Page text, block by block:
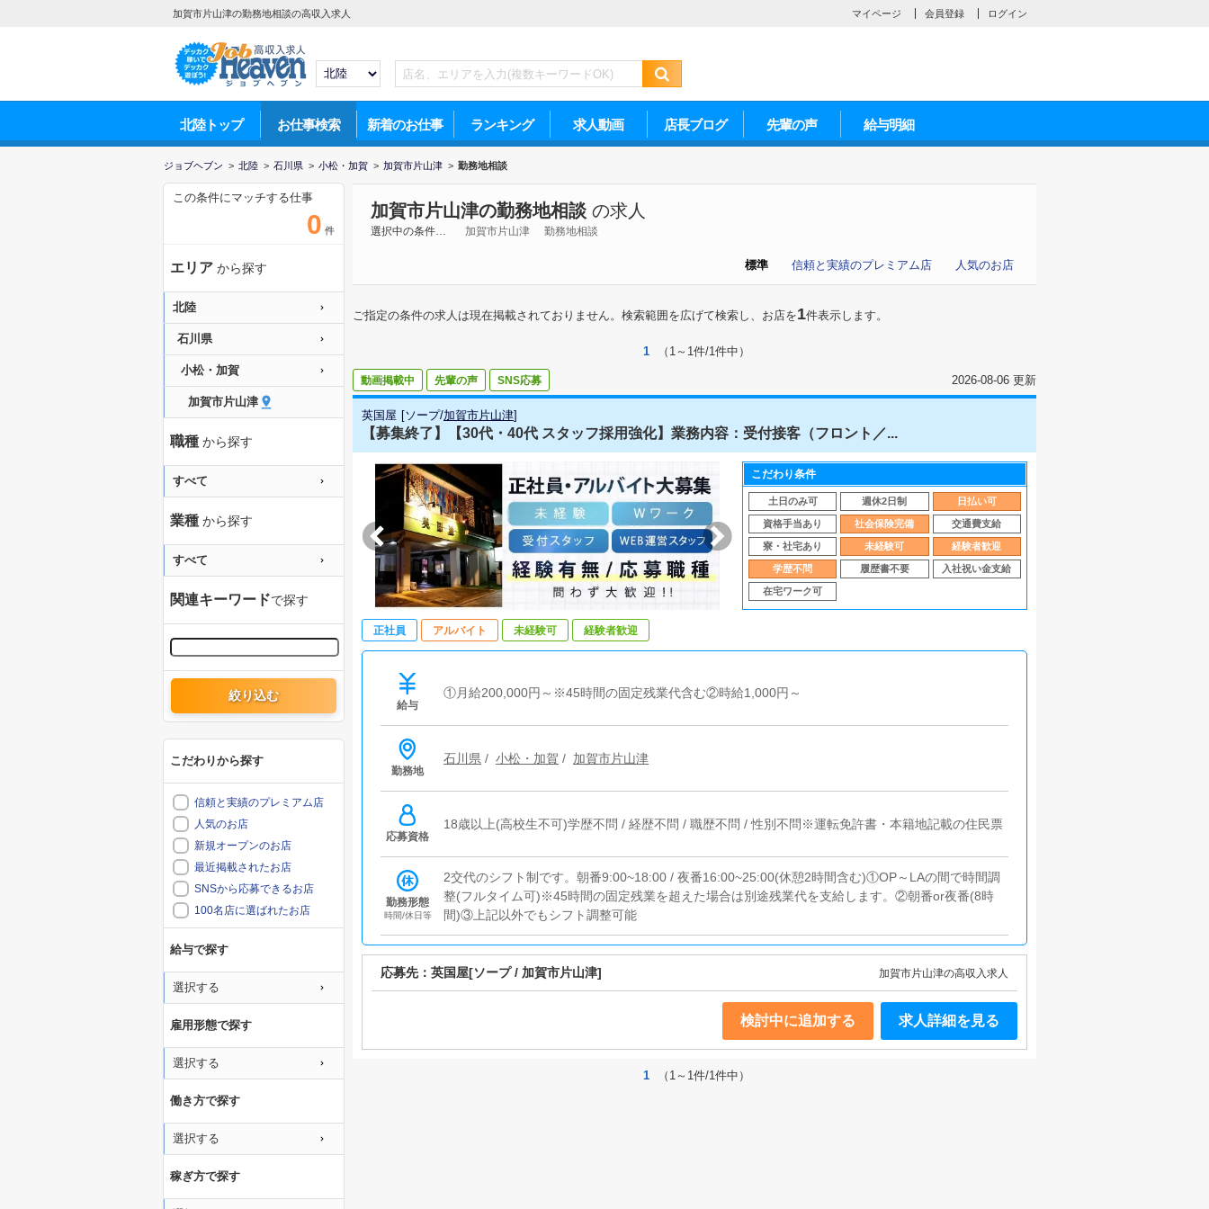
加賀市片山津の勤務地相談の高収入求人 マイページ 会員登録 ログイン
北陸トップ お仕事検索 新着のお仕事 ランキング 求人動画 店長ブログ 先輩の声 給与明細
ジョブヘブン > 北陸 > 石川県 > 小松・加賀 > 加賀市片山津 > 勤務地相談
加賀市片山津の勤務地相談 の求人
選択中の条件… 加賀市片山津 勤務地相談
人気のお店
信頼と実績のプレミアム店
標準
ご指定の条件の求人は現在掲載されておりません。検索範囲を広げて検索し、お店を1件表示します。
1 （1～1件/1件中）
動画掲載中 先輩の声 SNS応募 2026-08-06 更新
英国屋 [ソープ/加賀市片山津]
【募集終了】【30代・40代 スタッフ採用強化】業務内容：受付接客（フロント／...
こだわり条件
土日のみ可 週休2日制 日払い可
資格手当あり 社会保険完備 交通費支給
寮・社宅あり 未経験可 経験者歓迎
学歴不問 履歴書不要 入社祝い金支給
在宅ワーク可
正社員 アルバイト 未経験可 経験者歓迎
給与
①月給200,000円～※45時間の固定残業代含む②時給1,000円～
勤務地
石川県 / 小松・加賀 / 加賀市片山津
応募資格
18歳以上(高校生不可)学歴不問 / 経歴不問 / 職歴不問 / 性別不問※運転免許書・本籍地記載の住民票
勤務形態
時間/休日等
2交代のシフト制です。朝番9:00~18:00 / 夜番16:00~25:00(休憩2時間含む)①OP～LAの間で時間調
整(フルタイム可)※45時間の固定残業を超えた場合は別途残業代を支給します。②朝番or夜番(8時
間)③上記以外でもシフト調整可能
応募先： 英国屋[ソープ / 加賀市片山津] 加賀市片山津の高収入求人
検討中に追加する 求人詳細を見る
1 （1～1件/1件中）
この条件にマッチする仕事
0 件
エリア から探す
北陸
石川県
小松・加賀
加賀市片山津
職種 から探す
すべて
業種 から探す
すべて
関連キーワードで探す
絞り込む
こだわりから探す
信頼と実績のプレミアム店
人気のお店
新規オープンのお店
最近掲載されたお店
SNSから応募できるお店
100名店に選ばれたお店
給与で探す
選択する
雇用形態で探す
選択する
働き方で探す
選択する
稼ぎ方で探す